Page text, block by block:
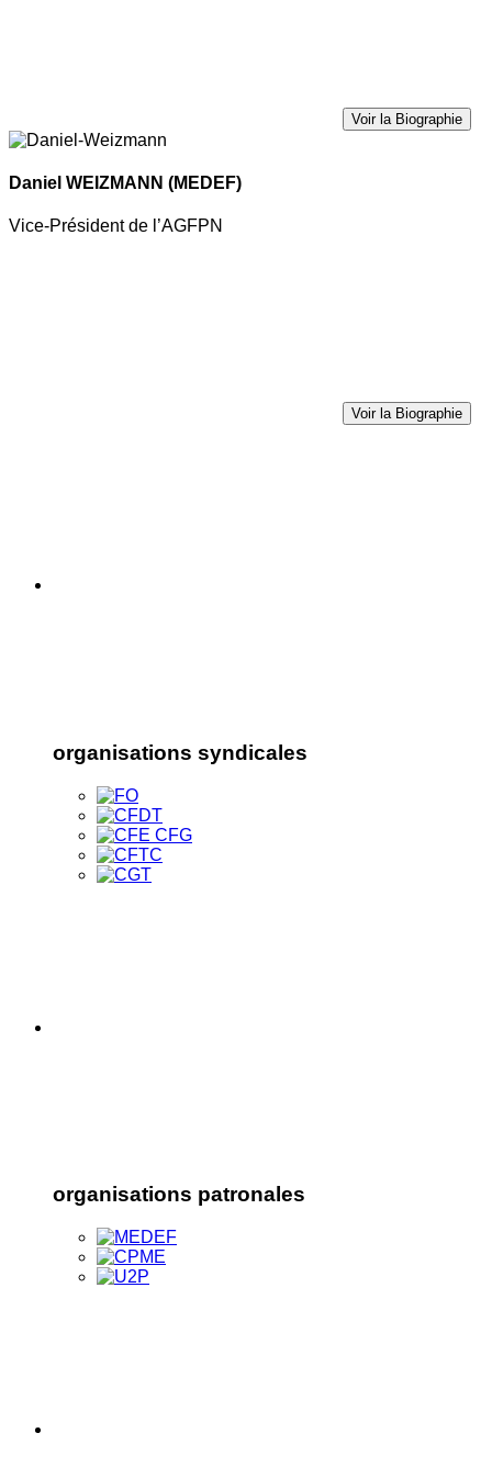
Voir la Biographie
Daniel WEIZMANN (MEDEF)
Vice-Président de l’AGFPN
Voir la Biographie
organisations syndicales
organisations patronales